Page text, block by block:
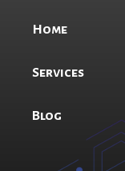
Home
Services
Blog